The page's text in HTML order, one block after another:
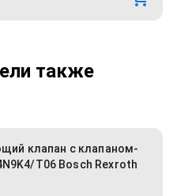
также
клапан с клапаном-
T06 Bosch Rexroth